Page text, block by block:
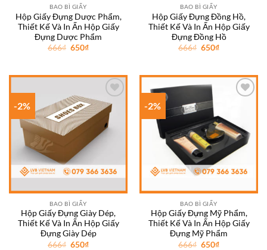
BAO BÌ GIẤY
Hộp Giấy Đựng Dược Phẩm,
Thiết Kế Và In Ấn Hộp Giấy
Đựng Dược Phẩm
666₫ Giá
650₫Giá
650₫.
BAO BÌ GIẤY
Hộp Giấy Đựng Đồng Hồ,
Thiết Kế Và In Ấn Hộp Giấy
Đựng Đồng Hồ
666₫ Giá
650₫Giá
650₫.
-2%
Add to
wishlist
BAO BÌ GIẤY
Hộp Giấy Đựng Giày Dép,
Thiết Kế Và In Ấn Hộp Giấy
Đựng Giày Dép
666₫ Giá
650₫Giá
-2%
BAO BÌ GIẤY
Hộp Giấy Đựng Mỹ Phẩm,
Thiết Kế Và In Ấn Hộp Giấy
Đựng Mỹ Phẩm
666₫ Giá
650₫Giá